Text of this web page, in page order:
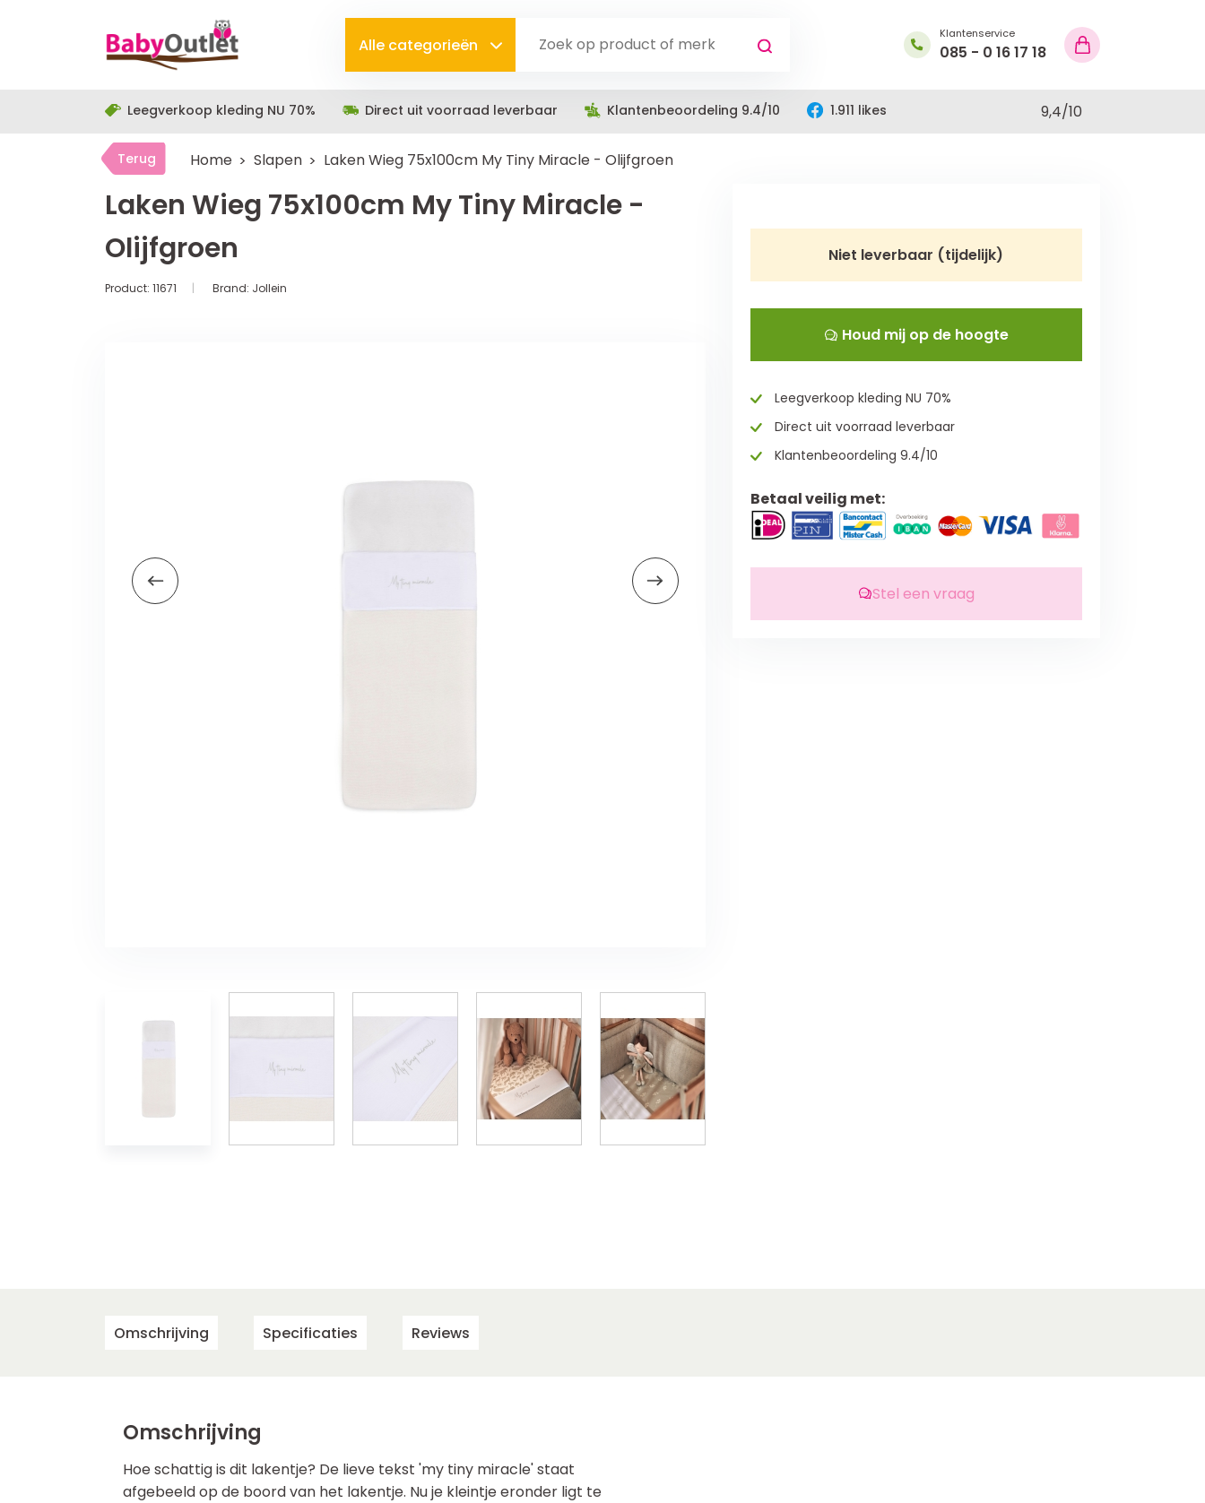
Alle categorieën
Klantenservice
085 - 0 16 17 18
Leegverkoop kleding NU 70% Direct uit voorraad leverbaar Klantenbeoordeling 9.4/10 1.911 likes 9,4/10
Terug Home Slapen Laken Wieg 75x100cm My Tiny Miracle - Olijfgroen
Laken Wieg 75x100cm My Tiny Miracle -
Olijfgroen
Product: 11671 Brand: Jollein
Niet leverbaar (tijdelijk)
Houd mij op de hoogte
Leegverkoop kleding NU 70%
Direct uit voorraad leverbaar
Klantenbeoordeling 9.4/10
Betaal veilig met:
Stel een vraag
Omschrijving Specificaties Reviews
Omschrijving
Hoe schattig is dit lakentje? De lieve tekst 'my tiny miracle' staat
afgebeeld op de boord van het lakentje. Nu je kleintje eronder ligt te